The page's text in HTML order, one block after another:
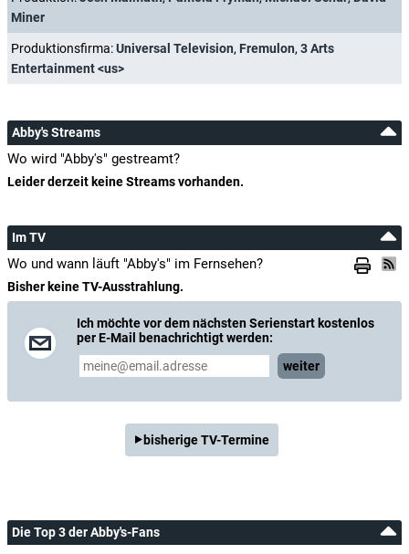
Miner
Produktionsfirma:Universal Television, Fremulon, 3 Arts
Entertainment <us>
Abby's Streams
Wo wird "Abby's" gestreamt?
Leider derzeit keine Streams vorhanden.
Im TV
Wo und wann läuft "Abby's" im Fernsehen?
Bisher keine TV-Ausstrahlung.
Ich möchte vor dem nächsten Serienstart kostenlos
per E-Mail benachrichtigt werden:
weiter
bisherige TV-Termine
Die Top 3 der Abby's-Fans